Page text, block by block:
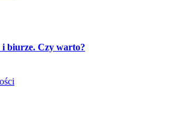
biurze. Czy warto?